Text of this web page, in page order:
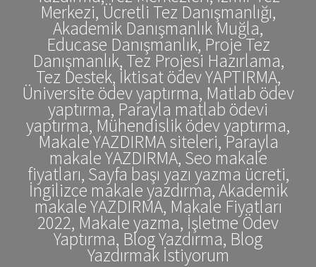
Merkezi, Ücretli Tez Danışmanlığı,
Akademik Danışmanlık Muğla,
Educase Danışmanlık, Proje Tez
Danışmanlık, Tez Projesi Hazırlama,
Tez Destek, İktisat ödev YAPTIRMA,
Üniversite ödev yaptırma, Matlab ödev
yaptırma, Parayla matlab ödevi
yaptırma, Mühendislik ödev yaptırma,
Makale YAZDIRMA siteleri, Parayla
makale YAZDIRMA, Seo makale
fiyatları, Sayfa başı yazı yazma ücreti,
İngilizce makale yazdırma, Akademik
makale YAZDIRMA, Makale Fiyatları
2022, Makale yazma, İşletme Ödev
Yaptırma, Blog Yazdırma, Blog
Yazdırmak İstiyorum